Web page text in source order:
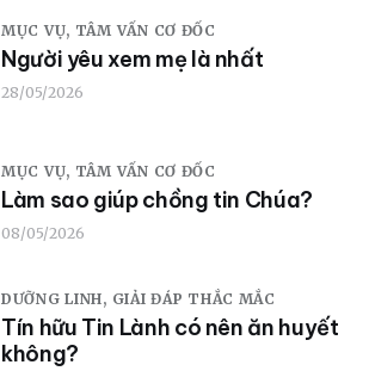
MỤC VỤ, TÂM VẤN CƠ ĐỐC
Người yêu xem mẹ là nhất
28/05/2026
MỤC VỤ, TÂM VẤN CƠ ĐỐC
Làm sao giúp chồng tin Chúa?
08/05/2026
DƯỠNG LINH, GIẢI ĐÁP THẮC MẮC
Tín hữu Tin Lành có nên ăn huyết
không?